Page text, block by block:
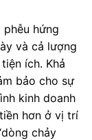
hứng
và cả lượng
ích. Khả
bảo cho sự
kinh doanh
hơn ở vị trí
chảy